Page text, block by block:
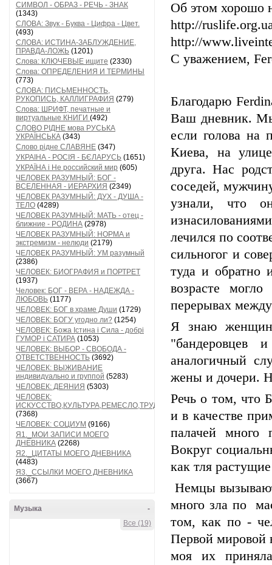
СИМВОЛ - ОБРАЗ - РЕЧЬ - ЗНАК
(1343)
СЛОВА: Звук - Буква - Цифра - Цвет.
(493)
СЛОВА: ИСТИНА-ЗАБЛУЖДЕНИЕ,
ПРАВДА-ЛОЖЬ (1201)
Слова: КЛЮЧЕВЫЕ ищите (2330)
Слова: ОПРЕДЕЛЕНИЯ И ТЕРМИНЫ
(773)
СЛОВА: ПИСЬМЕННОСТЬ,
РУКОПИСЬ, КАЛЛИГРАФИЯ (279)
Слова: ШРИФТ, печатные и
виртуальные КНИГИ (492)
СЛОВО РІДНЕ мова РУСЬКА
УКРАЇНСЬКА (343)
Слово рідне СЛАВЯНЕ (347)
УКРАІНА - РОСІЯ - БЄЛАРУСЬ (1651)
УКРАЇНА і Не российский мир (605)
ЧЕЛОВЕК РАЗУМНЫЙ: БОГ -
ВСЕЛЕННАЯ - ИЕРАРХИЯ (2349)
ЧЕЛОВЕК РАЗУМНЫЙ: ДУХ - ДУША -
ТЕЛО (4289)
ЧЕЛОВЕК РАЗУМНЫЙ: МАТЬ - отец -
ближние - РОДИНА (2978)
ЧЕЛОВЕК РАЗУМНЫЙ: НОРМА и
экстремизм - нелюди (2179)
ЧЕЛОВЕК РАЗУМНЫЙ: УМ разумный
(2386)
ЧЕЛОВЕК: БИОГРАФИЯ и ПОРТРЕТ
(1937)
Человек: БОГ - ВЕРА - НАДЕЖДА -
ЛЮБОВЬ (1177)
ЧЕЛОВЕК: БОГ в храме Души (1729)
ЧЕЛОВЕК: БОГУ угодно ли? (1254)
ЧЕЛОВЕК: Божа Істина і Сила - добрі
ГУМОР і САТИРА (1053)
ЧЕЛОВЕК: ВЫБОР - СВОБОДА -
ОТВЕТСТВЕННОСТЬ (3692)
ЧЕЛОВЕК: ВЫЖИВАНИЕ
индивидуально и группой (5283)
ЧЕЛОВЕК: ДЕЯНИЯ (5303)
ЧЕЛОВЕК:
ИСКУССТВО,КУЛЬТУРА,РЕМЕСЛО,ТРУД
(7368)
ЧЕЛОВЕК: СОЦИУМ (9166)
Я1._МОИ ЗАПИСИ МОЕГО
ДНЕВНИКА (2268)
Я2._ЦИТАТЫ МОЕГО ДНЕВНИКА
(4483)
Я3._ССЫЛКИ МОЕГО ДНЕВНИКА
(3667)
-
Музыка
Все (19)
Об этом хорошо
http://
http://
С уважением,
Благодарю
Ваш дневник.
если голова на
Киева, на
друга. Нас
соседей,
узнали, что
лечился по
сильногог и
туда и
возрасте
перерывах
Я знаю
"бандеровцев
аналогичный
жены и дочери.
Речь о том, что
и в качестве
палачей много
Вокруг
как тля
Немцы
много зла по
том, как по -
Первой мировой
моя их